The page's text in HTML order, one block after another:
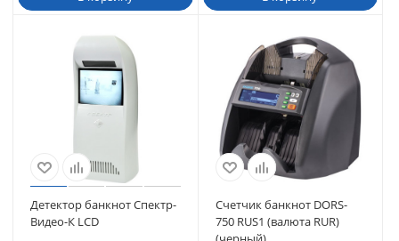
Детектор банкнот Спектр-
Видео-К LCD
Счетчик банкнот DORS-
750 RUS1 (валюта RUR)